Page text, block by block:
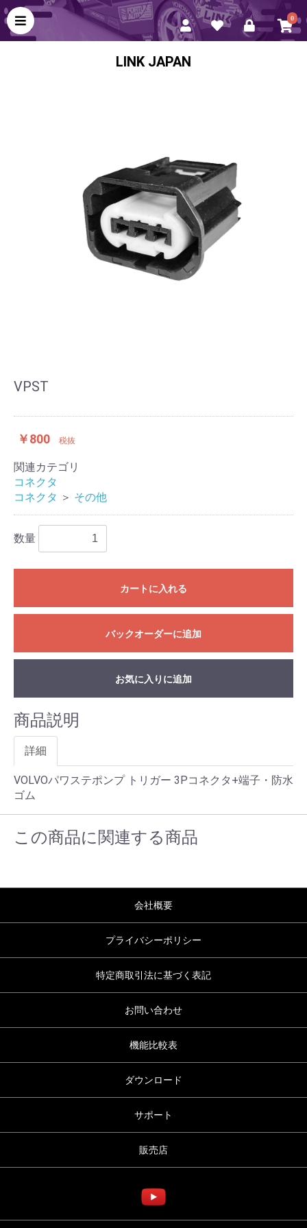
0
LINK JAPAN
VPST
￥800 税抜
関連カテゴリ
コネクタ
コネクタ ＞ その他
数量
カートに入れる
バックオーダーに追加
お気に入りに追加
商品説明
詳細
VOLVOパワステポンプ トリガー 3Pコネクタ+端子・防水
ゴム
この商品に関連する商品
会社概要
プライバシーポリシー
特定商取引法に基づく表記
お問い合わせ
機能比較表
ダウンロード
サポート
販売店